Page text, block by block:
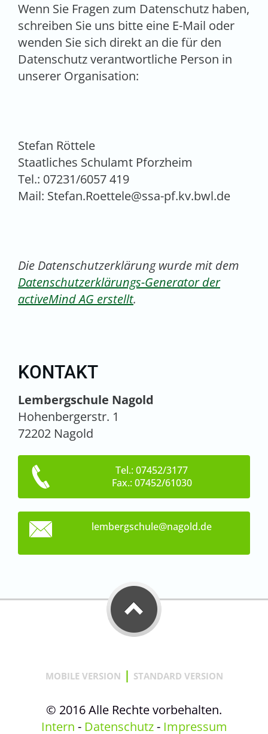
Wenn Sie Fragen zum Datenschutz haben,
schreiben Sie uns bitte eine E-Mail oder
wenden Sie sich direkt an die für den
Datenschutz verantwortliche Person in
unserer Organisation:
Stefan Röttele
Staatliches Schulamt Pforzheim
Tel.: 07231/6057 419
Mail: Stefan.Roettele@ssa-pf.kv.bwl.de
Die Datenschutzerklärung wurde mit dem
Datenschutzerklärungs-Generator der
activeMind AG erstellt.
KONTAKT
Lembergschule Nagold
Hohenbergerstr. 1
72202 Nagold
Tel.: 07452/3177
Fax.: 07452/61030
lembergschule@nagold.de
MOBILE VERSION | STANDARD VERSION
© 2016 Alle Rechte vorbehalten.
Intern - Datenschutz- Impressum